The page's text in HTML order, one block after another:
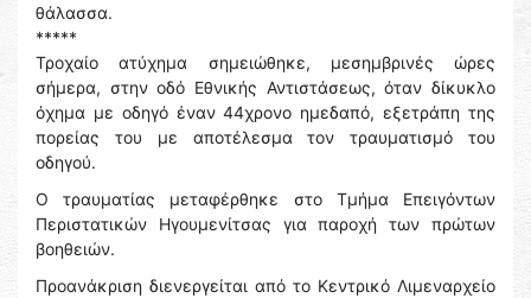
θάλασσα.
*****
Τροχαίο ατύχημα σημειώθηκε, μεσημβρινές ώρες
σήμερα, στην οδό Εθνικής Αντιστάσεως, όταν δίκυκλο
όχημα με οδηγό έναν 44χρονο ημεδαπό, εξετράπη της
πορείας του με αποτέλεσμα τον τραυματισμό του
οδηγού.
Ο τραυματίας μεταφέρθηκε στο Τμήμα Επειγόντων
Περιστατικών Ηγουμενίτσας για παροχή των πρώτων
βοηθειών.
Προανάκριση διενεργείται από το Κεντρικό Λιμεναρχείο